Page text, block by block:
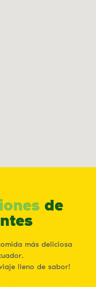
de
más deliciosa
lleno de sabor!